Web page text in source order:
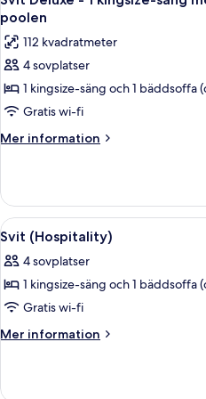
utsikt
mot
poolen
queensize-
sängar
tillgänglighetsanpassat
utsikt
mot
alla
foton
för
Svit
Deluxe
-
1
med
bäddsoffa
-
utsikt
mot
poolen
poolen
112 kvadratmeter
4 sovplatser
1 kingsize-säng och 1 bäddsoffa
Gratis wi-fi
Mer information
Mer
Deluxe
1
kingsize-
säng
med
utsikt
mot
Öppna
alla
foton
för
Svit
(Hospitality)
4
Svit (Hospitality)
4 sovplatser
1 kingsize-säng och 1 bäddsoffa
Gratis wi-fi
Mer information
Mer